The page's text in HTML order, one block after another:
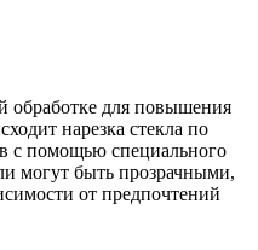
обработке для повышения
нарезка стекла по
с помощью специального
могут быть прозрачными,
от предпочтений